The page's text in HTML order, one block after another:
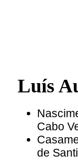
Luís
Cabo
de